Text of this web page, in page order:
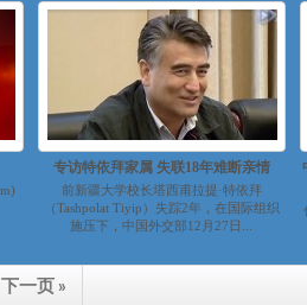
专访特依拜家属 失联18年难断亲情
前新疆大学校长塔西甫拉提·特依拜
（Tashpolat Tiyip）失踪2年，在国际组织
施压下，中国外交部12月27日...
下一页 »